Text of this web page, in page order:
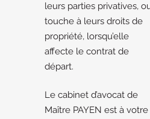
leurs parties privatives,
touche à leurs droits de
propriété, lorsqu’elle
affecte le contrat de
départ.
Le cabinet d’avocat de
Maître PAYEN est à votre